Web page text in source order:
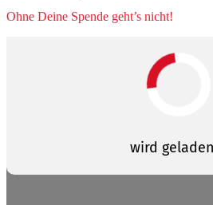
Ohne Deine Spende geht’s nicht!